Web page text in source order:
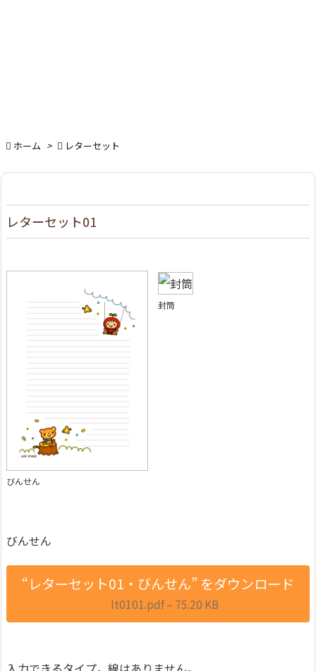
 ホーム >  レターセット
レターセット01
びんせん
封筒
びんせん
“レターセット01・びんせん” をダウンロード
lt0101.pdf – 75.20 KB